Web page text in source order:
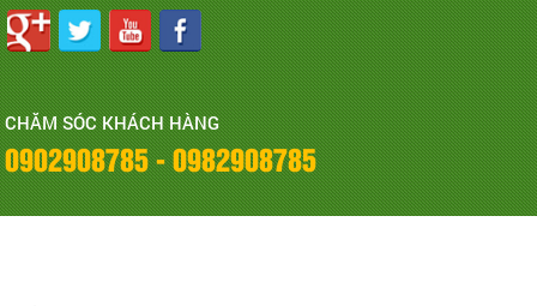
CHĂM SÓC KHÁCH HÀNG
0902908785 - 0982908785